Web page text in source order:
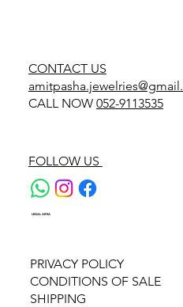
LEGAL AREA
PRIVACY POLICY
CONDITIONS OF SALE
SHIPPING
CONTACT US
CALL NOW 052-9113535
FOLLOW US